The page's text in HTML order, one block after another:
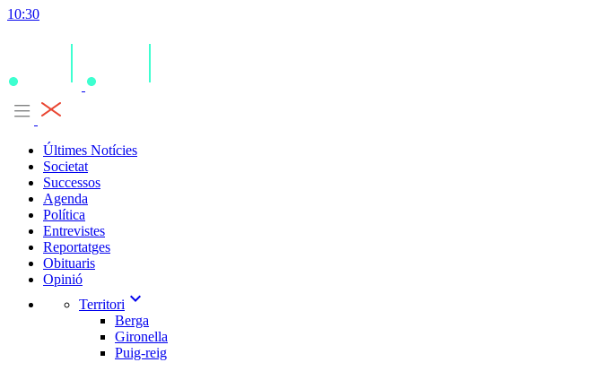
10:30
Últimes Notícies
Societat
Successos
Agenda
Política
Entrevistes
Reportatges
Obituaris
Opinió
Territori expand_more
Berga
Gironella
Puig-reig